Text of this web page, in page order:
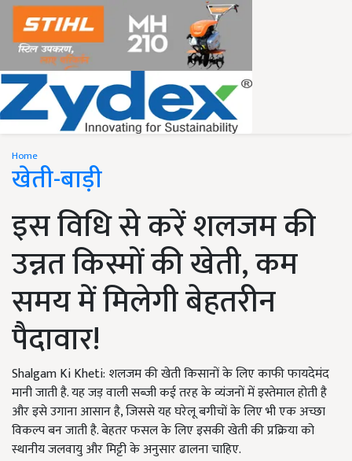
Home
खेती-बाड़ी
इस विधि से करें शलजम की
उन्नत किस्मों की खेती, कम
समय में मिलेगी बेहतरीन
पैदावार!
Shalgam Ki Kheti: शलजम की खेती किसानों के लिए काफी फायदेमंद
मानी जाती है. यह जड़ वाली सब्जी कई तरह के व्यंजनों में इस्तेमाल होती है
और इसे उगाना आसान है, जिससे यह घरेलू बगीचों के लिए भी एक अच्छा
विकल्प बन जाती है. बेहतर फसल के लिए इसकी खेती की प्रक्रिया को
स्थानीय जलवायु और मिट्टी के अनुसार ढालना चाहिए.